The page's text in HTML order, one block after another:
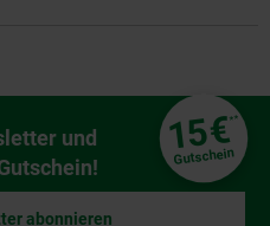
und
15€**
Gutschein
abonnieren